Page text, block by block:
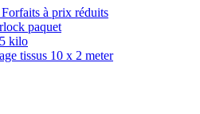
à prix réduits
paquet
kilo
tissus 10 x 2 meter